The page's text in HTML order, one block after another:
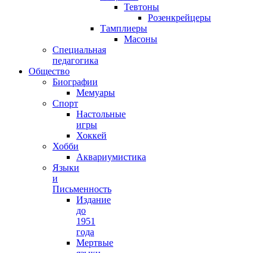
Тевтоны
Розенкрейцеры
Тамплиеры
Масоны
Специальная
педагогика
Общество
Биографии
Мемуары
Спорт
Настольные
игры
Хоккей
Хобби
Аквариумистика
Языки
и
Письменность
Издание
до
1951
года
Мертвые